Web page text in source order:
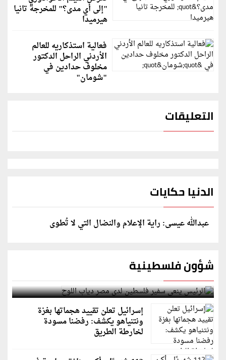
"إلى أي مدى؟" للمخرجة تانيا
هيرميدا
فعالية استذكاريه للعالم
الأردني الراحل الدكتور
مخلوف حدادين في
"شومان"
التعليقات
الدنيا حكايات
عبدالله عيسى: راية الإعلام والنضال التي لا تُطوى
شؤون فلسطينية
الرئيس ينعى سفير فلسطين لدى مصر دياب اللوح
إسرائيل تعلن تقييد هجماتها بغزة
ونتنياهو يكشف: رفضنا مسودة
لخارطة الطريق